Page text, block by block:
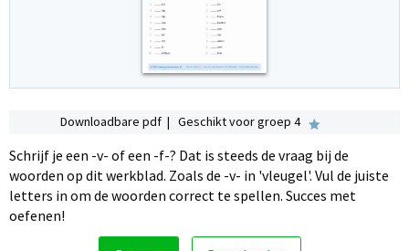
Downloadbare pdf | Geschikt voor groep 4
Schrijf je een -v- of een -f-? Dat is steeds de vraag bij de
woorden op dit werkblad. Zoals de -v- in 'vleugel'. Vul de juiste
letters in om de woorden correct te spellen. Succes met
oefenen!